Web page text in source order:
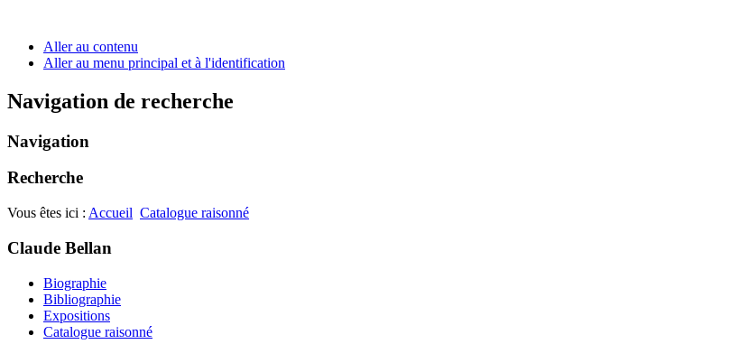
Aller au contenu
Aller au menu principal et à l'identification
Navigation de recherche
Navigation
Recherche
Vous êtes ici : Accueil Catalogue raisonné
Claude Bellan
Biographie
Bibliographie
Expositions
Catalogue raisonné